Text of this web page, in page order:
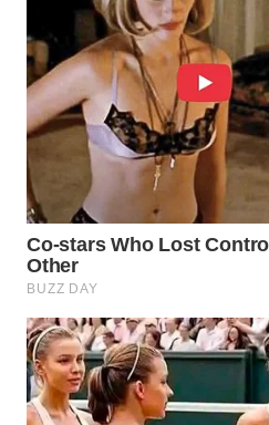
WAHANA
KONSUMEN
WAHANA
LISTRIK
WAHANA
TRAVEL
WAHANA
TV
WAHANANEWS
ID